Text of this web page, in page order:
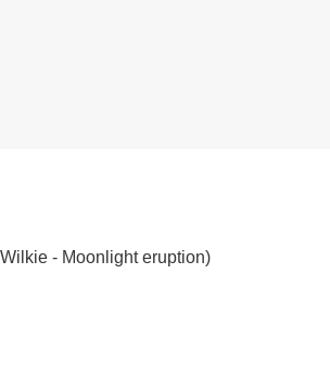
- Moonlight eruption)